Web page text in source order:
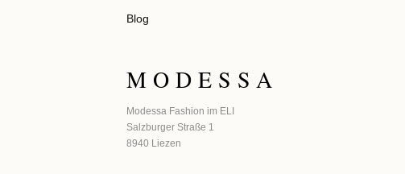
Blog
MODESSA
Modessa Fashion im ELI
Salzburger Straße 1
8940 Liezen